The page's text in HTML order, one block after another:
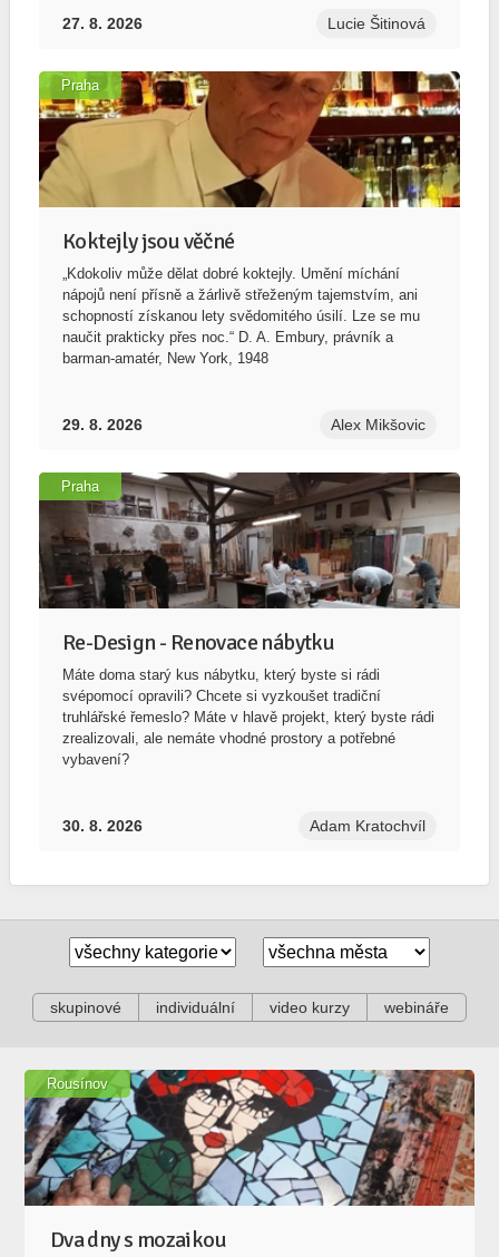
27. 8. 2026 Lucie Šitinová
Koktejly jsou věčné
„Kdokoliv může dělat dobré koktejly. Umění míchání
nápojů není přísně a žárlivě střeženým tajemstvím, ani
schopností získanou lety svědomitého úsilí. Lze se mu
naučit prakticky přes noc.“ D. A. Embury, právník a
barman-amatér, New York, 1948
29. 8. 2026 Alex Mikšovic
Praha
Re-Design - Renovace nábytku
Máte doma starý kus nábytku, který byste si rádi
svépomocí opravili? Chcete si vyzkoušet tradiční
truhlářské řemeslo? Máte v hlavě projekt, který byste rádi
zrealizovali, ale nemáte vhodné prostory a potřebné
vybavení?
30. 8. 2026 Adam Kratochvíl
Praha
skupinové individuální video kurzy webináře
Dva dny s mozaikou
Rousínov